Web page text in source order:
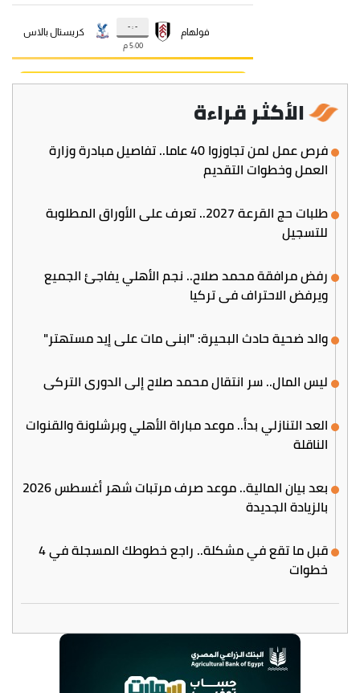
الأكثر قراءة
فرص عمل لمن تجاوزوا 40 عاما.. تفاصيل مبادرة وزارة
العمل وخطوات التقديم
طلبات حج القرعة 2027.. تعرف على الأوراق المطلوبة
للتسجيل
رفض مرافقة محمد صلاح.. نجم الأهلي يفاجئ الجميع
ويرفض الاحتراف في تركيا
والد ضحية حادث البحيرة: "ابني مات على إيد مستهتر"
ليس المال.. سر انتقال محمد صلاح إلى الدوري التركي
العد التنازلي بدأ.. موعد مباراة الأهلي وبرشلونة والقنوات
الناقلة
بعد بيان المالية.. موعد صرف مرتبات شهر أغسطس 2026
بالزيادة الجديدة
قبل ما تقع في مشكلة.. راجع خطوطك المسجلة في 4
خطوات